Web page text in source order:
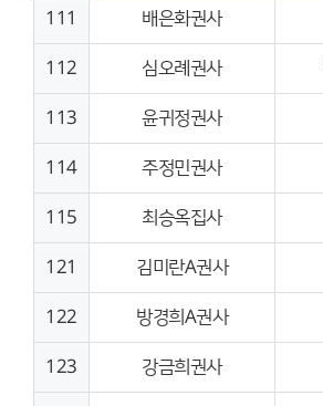
111 배은화권사
112 심오례권사
113 윤귀정권사
114 주정민권사
115 최승옥집사
121 김미란A권사
122 방경희A권사
123 강금희권사